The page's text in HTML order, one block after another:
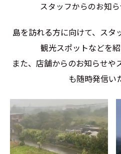
スタッフからのお知
島を訪れる方に向けて、スタ
観光スポットなどを紹
また、店舗からのお知らせや
も随時発信い